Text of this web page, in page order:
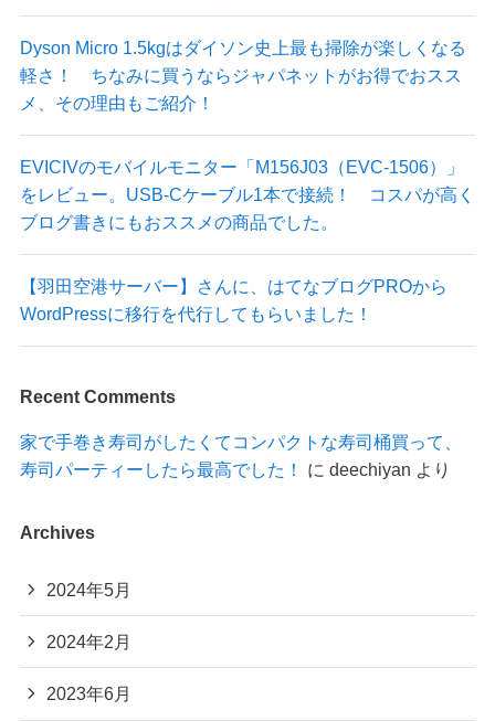
Dyson Micro 1.5kgはダイソン史上最も掃除が楽しくなる
軽さ！ ちなみに買うならジャパネットがお得でおスス
メ、その理由もご紹介！
EVICIVのモバイルモニター「M156J03（EVC-1506）」
をレビュー。USB-Cケーブル1本で接続！ コスパが高く
ブログ書きにもおススメの商品でした。
【羽田空港サーバー】さんに、はてなブログPROから
WordPressに移行を代行してもらいました！
Recent Comments
家で手巻き寿司がしたくてコンパクトな寿司桶買って、
寿司パーティーしたら最高でした！
に deechiyan より
Archives
2024年5月
2024年2月
2023年6月